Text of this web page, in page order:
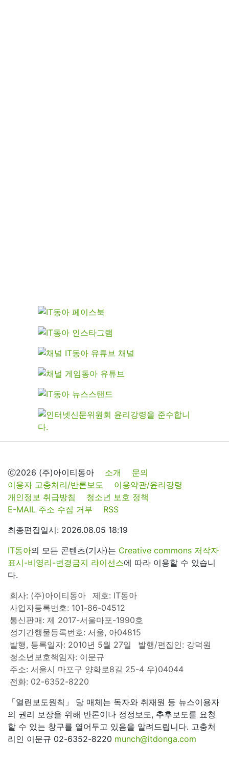
ⓒ2026 (주)아이티동아 소개
문의
이용자 고충처리/반론보도
이용약관/윤리강령
개인정보 취급방침
청소년 보호 정책
E-MAIL 주소 수집 거부
RSS
최종편집일시: 2026.08.05 18:19
IT동아의 모든 콘텐츠(기사)는 Creative commons 저작자
표시-비영리-변경금지 라이선스에 따라 이용할 수 있습니
다.
회사: (주)아이티동아
제호: IT동아
사업자등록번호: 101-86-04512
통신판매: 제 2017-서울마포-1990호
정기간행물등록번호: 서울, 아04815
발행, 등록일자: 2010년 5월 27일
발행/편집인: 강덕원
청소년보호책임자: 이문규
주소: 서울시 마포구 양화로8길 25-4 우)04044
전화: 02-6352-8220
「열린보도원칙」 당 매체는 독자와 취재원 등 뉴스이용자
의 권리 보장을 위해 반론이나 정정보도, 추후보도를 요청
할 수 있는 창구를 열어두고 있음을 알려드립니다. 고충처
리인 이문규 02-6352-8220 munch@itdonga.com